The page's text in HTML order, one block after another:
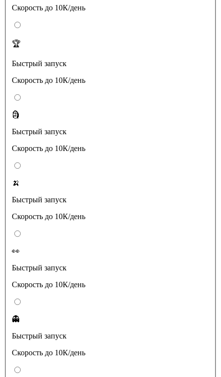
Скорость до 10К/день
🏆
Быстрый запуск
Скорость до 10К/день
🗿
Быстрый запуск
Скорость до 10К/день
🍌
Быстрый запуск
Скорость до 10К/день
👀
Быстрый запуск
Скорость до 10К/день
👻
Быстрый запуск
Скорость до 10К/день